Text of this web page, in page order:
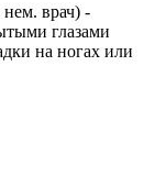
нем. врач) -
глазами
на ногах или